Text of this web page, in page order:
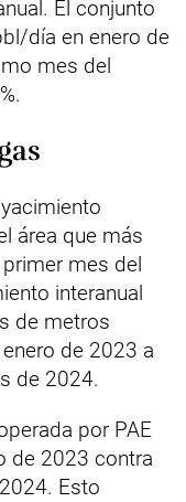
El conjunto
día en enero de
mes del
área que más
mes del
interanual
de metros
de 2023 a
de 2024.
por PAE
de 2023 contra
Esto